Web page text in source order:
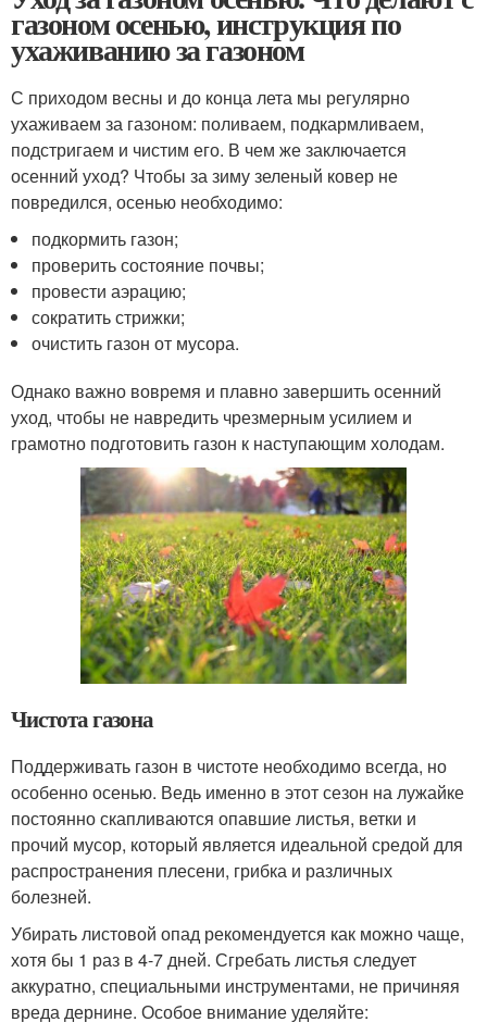
газоном осенью, инструкция по
ухаживанию за газоном
С приходом весны и до конца лета мы регулярно
ухаживаем за газоном: поливаем, подкармливаем,
подстригаем и чистим его. В чем же заключается
осенний уход? Чтобы за зиму зеленый ковер не
повредился, осенью необходимо:
подкормить газон;
проверить состояние почвы;
провести аэрацию;
сократить стрижки;
очистить газон от мусора.
Однако важно вовремя и плавно завершить осенний
уход, чтобы не навредить чрезмерным усилием и
грамотно подготовить газон к наступающим холодам.
Чистота газона
Поддерживать газон в чистоте необходимо всегда, но
особенно осенью. Ведь именно в этот сезон на лужайке
постоянно скапливаются опавшие листья, ветки и
прочий мусор, который является идеальной средой для
распространения плесени, грибка и различных
болезней.
Убирать листовой опад рекомендуется как можно чаще,
хотя бы 1 раз в 4-7 дней. Сгребать листья следует
аккуратно, специальными инструментами, не причиняя
вреда дернине. Особое внимание уделяйте: